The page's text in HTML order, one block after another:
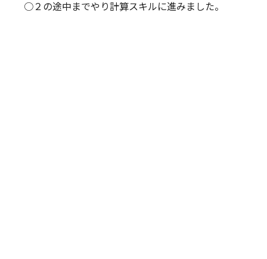
○２の途中までやり計算スキルに進みました。